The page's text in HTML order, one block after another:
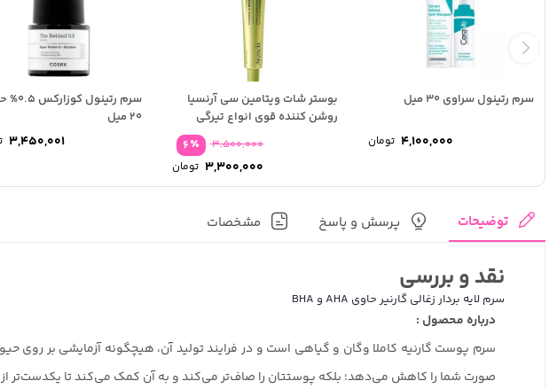
سرم رتینول سراوی 30 میل
4,100,000 تومان
بوستر شات ویتامین سی آرنسیا
روشن کننده قوی انواع تیرگی
٪6 3,500,000
3,500,000 تومان
3,300,000 تومان
قیمت
فعلی:
سرم رتینول
20 میل
3,450,001
توضیحات پرسش و پاسخ مشخصات
نقد و بررسی
سرم لایه بردار زغالی گارنیر حاوی AHA و BHA
درباره محصول :
سرم پوست گارنیه کاملا وگان و گیاهی است و در فرایند تولید آن، هیچگونه آزمایشی بر روی
صورت شما را کاهش می‌دهد؛ بلکه پوستتان را صاف‌تر می‌کند و به آن کمک می‌کند تا یکدست‌تر